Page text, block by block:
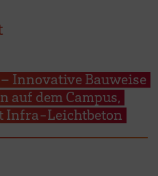
Innovative Bauweise
auf dem Campus,
Infra‐Leichtbeton